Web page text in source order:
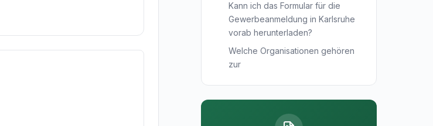
Kann ich das Formular für die
Gewerbeanmeldung in Karlsruhe
vorab herunterladen?
Welche Organisationen gehören
zur